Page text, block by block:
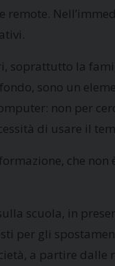
soprattutto la
sono un
non per
di usare il
che non
scuola, in
per gli
a partire